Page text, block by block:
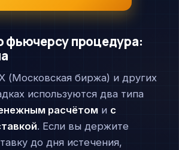
фьючерсу процедура:
(Московская биржа) и других
используются два типа
расчётом и с
. Если вы держите
до дня истечения,